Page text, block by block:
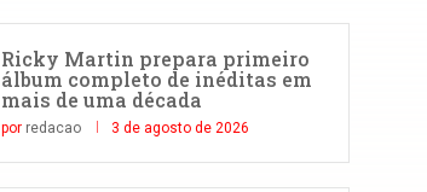
Ricky Martin prepara primeiro
álbum completo de inéditas em
mais de uma década
por redacao 3 de agosto de 2026